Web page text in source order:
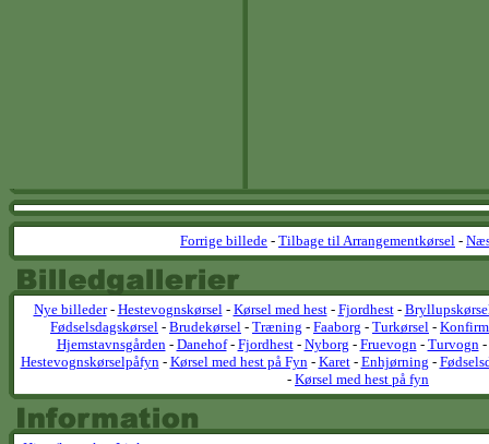
Forrige billede - Tilbage til Arrangementkørsel -
Nye billeder- Hestevognskørsel- Kørsel med hest- Fjordhest-
Fødselsdagskørsel - Brudekørsel - Træning - Faaborg - Turkørsel -
Hjemstavnsgården- Danehof- Fjordhest- Nyborg - Fruevogn- Turvogn-
Hestevognskørselpåfyn- Kørsel med hest på Fyn- Karet- Enhjørning -
- Kørsel med hest på fyn